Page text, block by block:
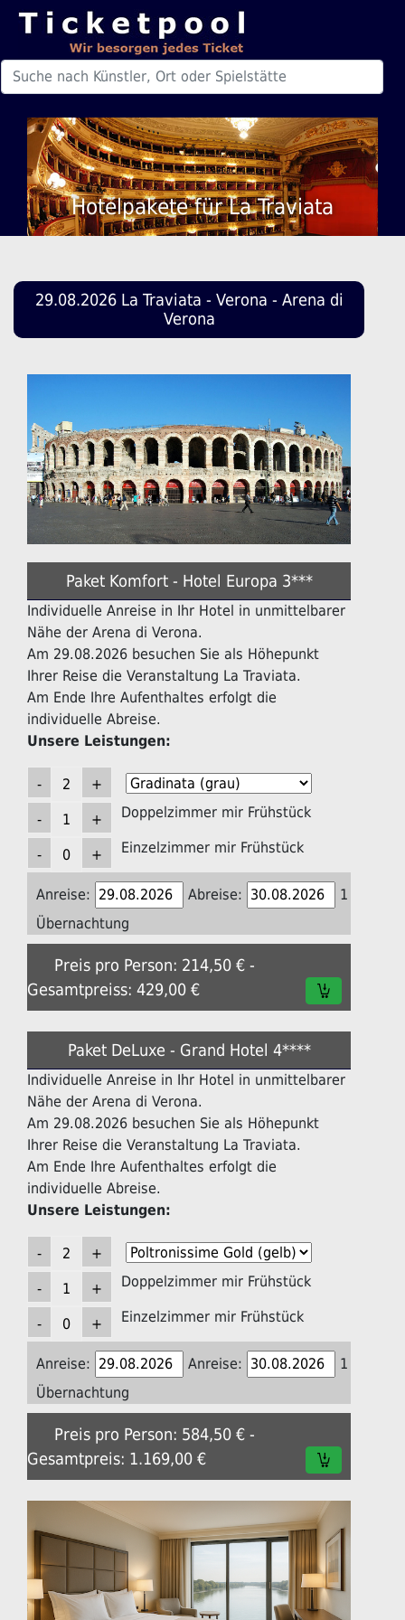
Hotelpakete für La Traviata
29.08.2026 La Traviata - Verona - Arena di
Verona
Paket Komfort - Hotel Europa 3***
Individuelle Anreise in Ihr Hotel in unmittelbarer
Nähe der Arena di Verona.
Am 29.08.2026 besuchen Sie als Höhepunkt
Ihrer Reise die Veranstaltung La Traviata.
Am Ende Ihre Aufenthaltes erfolgt die
individuelle Abreise.
Unsere Leistungen:
Doppelzimmer mir Frühstück
Einzelzimmer mir Frühstück
Anreise: Abreise:
1
Übernachtung
Preis pro Person: 214,50 € -
Gesamtpreiss: 429,00 €
Paket DeLuxe - Grand Hotel 4****
Individuelle Anreise in Ihr Hotel in unmittelbarer
Nähe der Arena di Verona.
Am 29.08.2026 besuchen Sie als Höhepunkt
Ihrer Reise die Veranstaltung La Traviata.
Am Ende Ihre Aufenthaltes erfolgt die
individuelle Abreise.
Unsere Leistungen:
Doppelzimmer mir Frühstück
Einzelzimmer mir Frühstück
Anreise: Anreise:
1
Übernachtung
Preis pro Person: 584,50 € -
Gesamtpreis: 1.169,00 €